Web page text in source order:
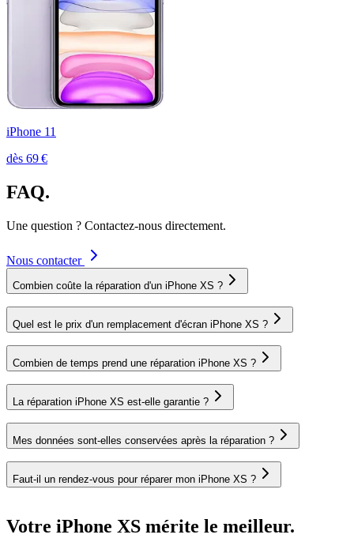
iPhone 11
dès 69€
FAQ.
Une question ? Contactez-nous directement.
Nous contacter
Combien coûte la réparation d'un iPhone XS ?
Quel est le prix d'un remplacement d'écran iPhone XS ?
Combien de temps prend une réparation iPhone XS ?
La réparation iPhone XS est-elle garantie ?
Mes données sont-elles conservées après la réparation ?
Faut-il un rendez-vous pour réparer mon iPhone XS ?
Votre iPhone XS mérite le meilleur.